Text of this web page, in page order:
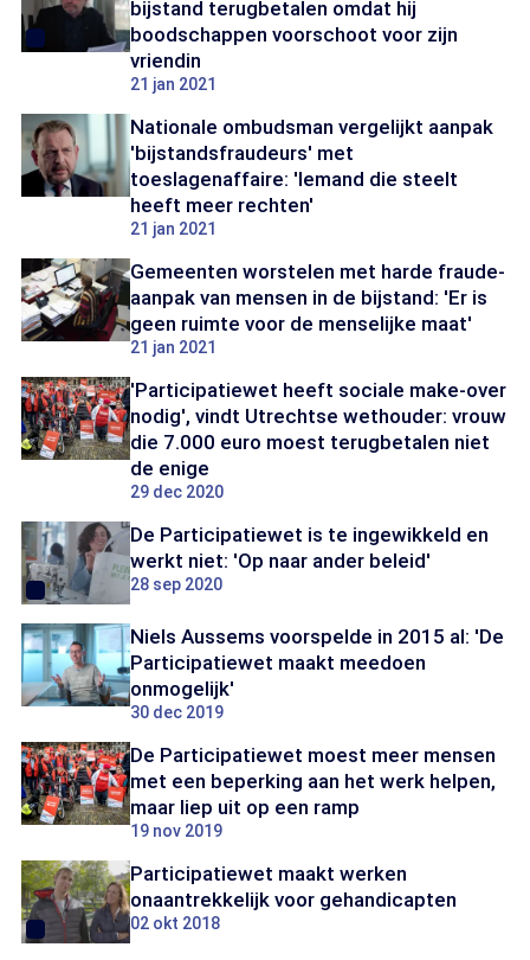
bijstand terugbetalen omdat hij
boodschappen voorschoot voor zijn
vriendin
21 jan 2021
Nationale ombudsman vergelijkt aanpak
'bijstandsfraudeurs' met
toeslagenaffaire: 'Iemand die steelt
heeft meer rechten'
21 jan 2021
Gemeenten worstelen met harde fraude-
aanpak van mensen in de bijstand: 'Er is
geen ruimte voor de menselijke maat'
21 jan 2021
'Participatiewet heeft sociale make-over
nodig', vindt Utrechtse wethouder: vrouw
die 7.000 euro moest terugbetalen niet
de enige
29 dec 2020
De Participatiewet is te ingewikkeld en
werkt niet: 'Op naar ander beleid'
28 sep 2020
Niels Aussems voorspelde in 2015 al: 'De
Participatiewet maakt meedoen
onmogelijk'
30 dec 2019
De Participatiewet moest meer mensen
met een beperking aan het werk helpen,
maar liep uit op een ramp
19 nov 2019
Participatiewet maakt werken
onaantrekkelijk voor gehandicapten
02 okt 2018